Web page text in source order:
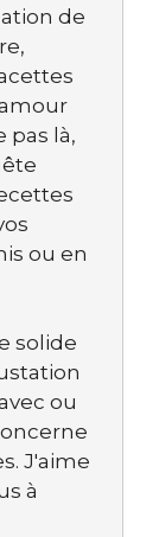
de
pas là,
ou en
solide
ou
J'aime
à